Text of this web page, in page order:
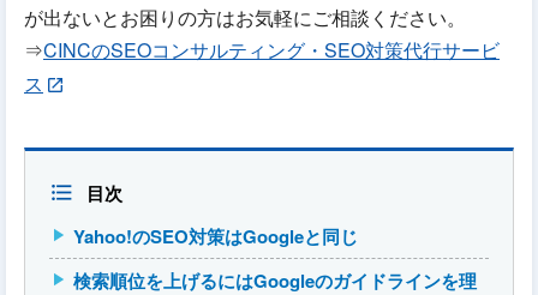
が出ないとお困りの方はお気軽にご相談ください。
⇒CINCのSEOコンサルティング・SEO対策代行サービ
ス
目次
Yahoo!のSEO対策はGoogleと同じ
検索順位を上げるにはGoogleのガイドラインを理